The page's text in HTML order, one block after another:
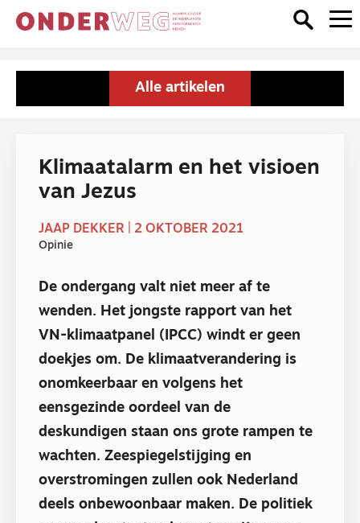
Alle artikelen
Klimaatalarm en het visioen
van Jezus
JAAP DEKKER | 2 OKTOBER 2021
Opinie
De ondergang valt niet meer af te
wenden. Het jongste rapport van het
VN-klimaatpanel (IPCC) windt er geen
doekjes om. De klimaatverandering is
onomkeerbaar en volgens het
eensgezinde oordeel van de
deskundigen staan ons grote rampen te
wachten. Zeespiegelstijging en
overstromingen zullen ook Nederland
deels onbewoonbaar maken. De politiek